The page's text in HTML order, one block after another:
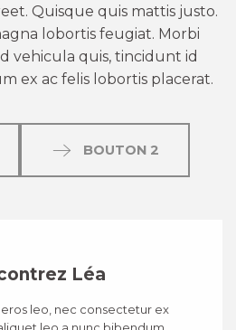
Quisque quis mattis justo.
lobortis feugiat. Morbi
vehicula quis, tincidunt id
ex ac felis lobortis placerat.
BOUTON 2
Léa
leo, nec consectetur ex